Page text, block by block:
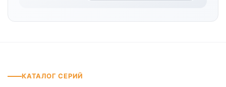
КАТАЛОГ СЕРИЙ